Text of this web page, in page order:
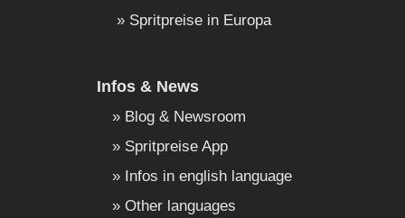
Spritpreise in Europa
Infos & News
Blog & Newsroom
Spritpreise App
Infos in english language
Other languages